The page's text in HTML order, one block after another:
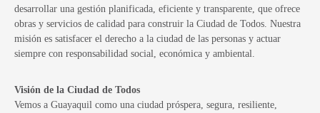
desarrollar una gestión planificada, eficiente y transparente, que ofrece
obras y servicios de calidad para construir la Ciudad de Todos. Nuestra
misión es satisfacer el derecho a la ciudad de las personas y actuar
siempre con responsabilidad social, económica y ambiental.
Visión de la Ciudad de Todos
Vemos a Guayaquil como una ciudad próspera, segura, resiliente,